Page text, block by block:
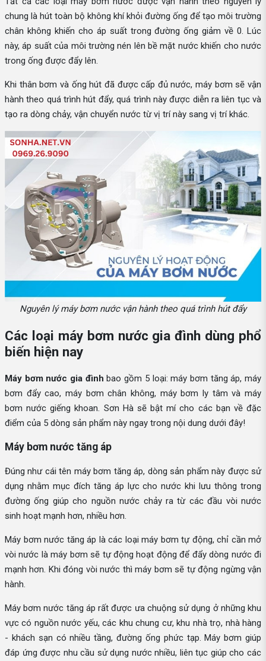
chung là hút toàn bộ không khí khỏi đường ống để tạo môi trường
chân không khiến cho áp suất trong đường ống giảm về 0. Lúc
này, áp suất của môi trường nén lên bề mặt nước khiến cho nước
trong ống được đẩy lên.
Khi thân bơm và ống hút đã được cấp đủ nước, máy bơm sẽ vận
hành theo quá trình hút đẩy, quá trình này được diễn ra liên tục và
tạo ra dòng chảy, vận chuyển nước từ vị trí này sang vị trí khác.
Nguyên lý máy bơm nước vận hành theo quá trình hút đẩy
Các loại máy bơm nước gia đình dùng phổ
biến hiện nay
Máy bơm nước gia đình bao gồm 5 loại: máy bơm tăng áp, máy
bơm đẩy cao, máy bơm chân không, máy bơm ly tâm và máy
bơm nước giếng khoan. Sơn Hà sẽ bật mí cho các bạn về đặc
điểm của 5 dòng sản phẩm này ngay trong nội dung dưới đây!
Máy bơm nước tăng áp
Đúng như cái tên máy bơm tăng áp, dòng sản phẩm này được sử
dụng nhằm mục đích tăng áp lực cho nước khi lưu thông trong
đường ống giúp cho nguồn nước chảy ra từ các đầu vòi nước
sinh hoạt mạnh hơn, nhiều hơn.
Máy bơm nước tăng áp là các loại máy bơm tự động, chỉ cần mở
vòi nước là máy bơm sẽ tự động hoạt động để đẩy dòng nước đi
mạnh hơn. Khi đóng vòi nước thì máy bơm sẽ tự động ngừng vận
hành.
Máy bơm nước tăng áp rất được ưa chuộng sử dụng ở những khu
vực có nguồn nước yếu, các khu chung cư, khu nhà trọ, nhà hàng
- khách sạn có nhiều tầng, đường ống phức tạp. Máy bơm giúp
đáp ứng được nhu cầu sử dụng nước nhiều, liên tục giúp cho các